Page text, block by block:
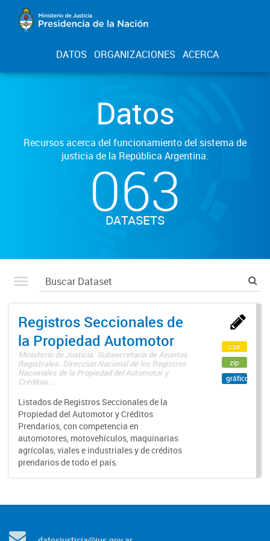
DATOS ORGANIZACIONES ACERCA
Datos
Recursos acerca del funcionamiento del sistema de
justicia de la República Argentina.
063
DATASETS
Registros Seccionales de
la Propiedad Automotor
Ministerio de Justicia. Subsecretaría de Asuntos
Registrales. Dirección Nacional de los Registros
Nacionales de la Propiedad del Automotor y
Créditos ...
Listados de Registros Seccionales de la
Propiedad del Automotor y Créditos
Prendarios, con competencia en
automotores, motovehículos, maquinarias
agrícolas, viales e industriales y de créditos
prendarios de todo el país.
csv
zip
gráfico